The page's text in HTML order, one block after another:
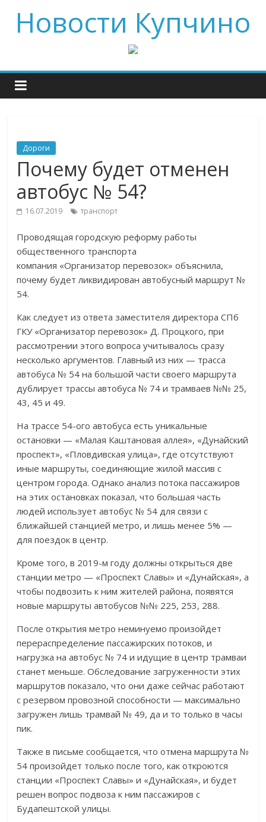
Новости Купчино
Дороги
Почему будет отменен
автобус № 54?
16.07.2019 транспорт
Проводящая городскую реформу работы
общественного транспорта
компания «Организатор перевозок» объяснила,
почему будет ликвидирован автобусный маршрут №
54.
Как следует из ответа заместителя директора СПб
ГКУ «Организатор перевозок» Д. Процкого, при
рассмотрении этого вопроса учитывалось сразу
несколько аргументов. Главный из них — трасса
автобуса № 54 на большой части своего маршрута
дублирует трассы автобуса № 74 и трамваев №№ 25,
43, 45 и 49.
На трассе 54-ого автобуса есть уникальные
остановки — «Малая Каштановая аллея», «Дунайский
проспект», «Пловдивская улица», где отсутствуют
иные маршруты, соединяющие жилой массив с
центром города. Однако анализ потока пассажиров
на этих остановках показал, что большая часть
людей использует автобус № 54 для связи с
ближайшей станцией метро, и лишь менее 5% —
для поездок в центр.
Кроме того, в 2019-м году должны открыться две
станции метро — «Проспект Славы» и «Дунайская», а
чтобы подвозить к ним жителей района, появятся
новые маршруты автобусов №№ 225, 253, 288.
После открытия метро неминуемо произойдет
перераспределение пассажирских потоков, и
нагрузка на автобус № 74 и идущие в центр трамваи
станет меньше. Обследование загруженности этих
маршрутов показало, что они даже сейчас работают
с резервом провозной способности — максимально
загружен лишь трамвай № 49, да и то только в часы
пик.
Также в письме сообщается, что отмена маршрута №
54 произойдет только после того, как откроются
станции «Проспект Славы» и «Дунайская», и будет
решен вопрос подвоза к ним пассажиров с
Будапештской улицы.